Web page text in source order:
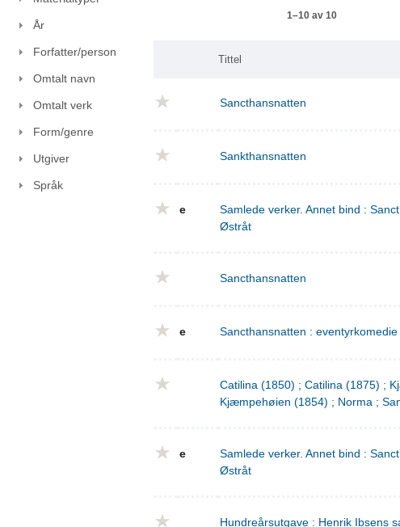
År
Forfatter/person
Omtalt navn
Omtalt verk
Form/genre
Utgiver
Språk
1–10 av 10
Tittel
Sancthansnatten
Sankthansnatten
e
Samlede verker. Annet bind :
Østråt
Sancthansnatten
e Sancthansnatten :
Catilina (1850) ; Catilina (1875) ;
Kjæmpehøien (1854) ; Norma ;
e
Samlede verker. Annet bind :
Østråt
Hundreårsutgave : Henrik Ibsens